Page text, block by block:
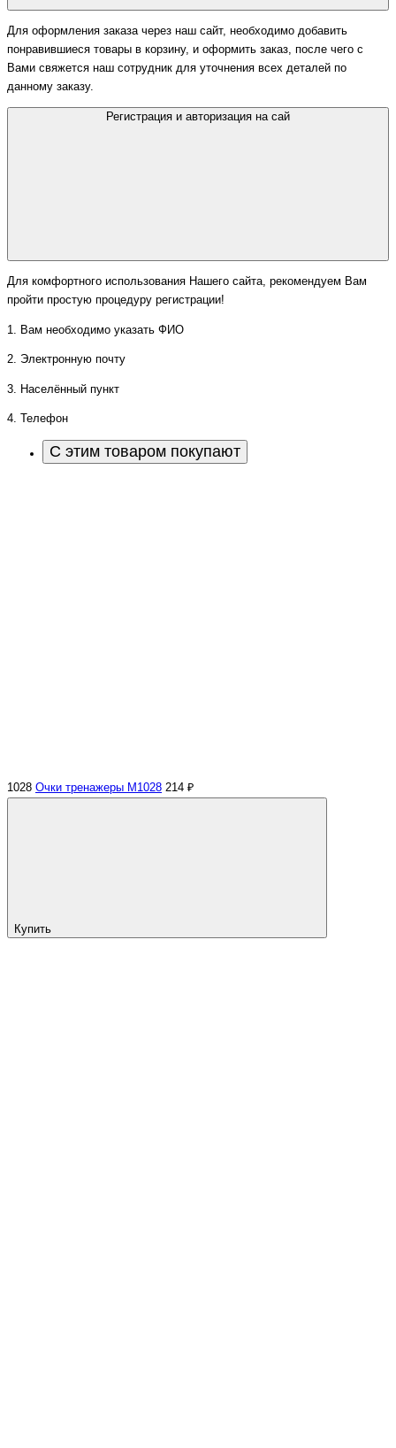
Для оформления заказа через наш сайт, необходимо добавить
понравившиеся товары в корзину, и оформить заказ, после чего с
Вами свяжется наш сотрудник для уточнения всех деталей по
данному заказу.
Регистрация и авторизация на сай
Для комфортного использования Нашего сайта, рекомендуем Вам
пройти простую процедуру регистрации!
1. Вам необходимо указать ФИО
2. Электронную почту
3. Населённый пункт
4. Телефон
С этим товаром покупают
1028 Очки тренажеры M1028 214 ₽
Купить